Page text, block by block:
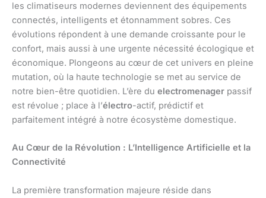
les climatiseurs modernes deviennent des équipements
connectés, intelligents et étonnamment sobres. Ces
évolutions répondent à une demande croissante pour le
confort, mais aussi à une urgente nécessité écologique et
économique. Plongeons au cœur de cet univers en pleine
mutation, où la haute technologie se met au service de
notre bien-être quotidien. L’ère du electromenager passif
est révolue ; place à l’électro-actif, prédictif et
parfaitement intégré à notre écosystème domestique.
Au Cœur de la Révolution : L’Intelligence Artificielle et la
Connectivité
La première transformation majeure réside dans